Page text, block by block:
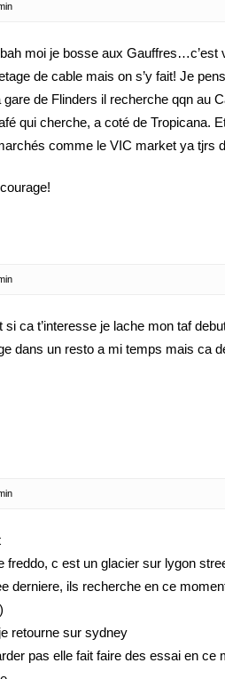
moi je bosse aux
de cable mais on s’y fait! Je
gare de Flinders il recherche qqn au
qui cherche, a coté de Tropicana.
comme le VIC market ya tjrs
si ca t’interesse je lache mon taf
dans un resto a mi temps mais ca
freddo, c est un glacier sur lygon
derniere, ils recherche en ce
retourne sur sydney
pas elle fait faire des essai en ce